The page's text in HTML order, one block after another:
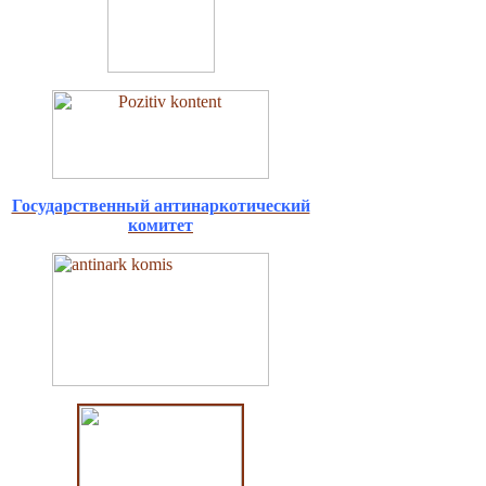
Государственный антинаркотический
комитет